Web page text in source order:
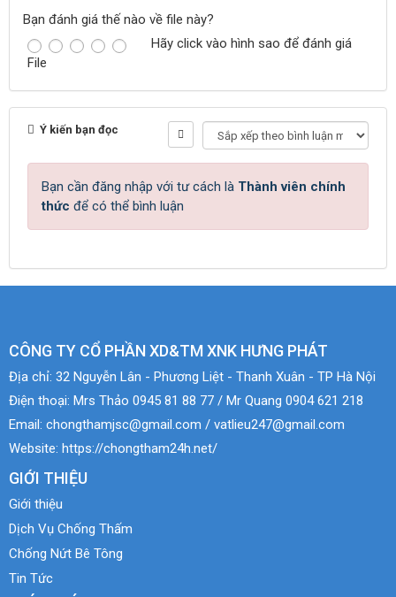
Bạn đánh giá thế nào về file này?
Hãy click vào hình sao để đánh giá
File
Ý kiến bạn đọc
Bạn cần đăng nhập với tư cách là Thành viên chính
thức để có thể bình luận
CÔNG TY CỔ PHẦN XD&TM XNK HƯNG PHÁT
Địa chỉ: 32 Nguyễn Lân - Phương Liệt - Thanh Xuân - TP Hà Nội
Điện thoại: Mrs Thảo 0945 81 88 77 / Mr Quang 0904 621 218
Email: chongthamjsc@gmail.com / vatlieu247@gmail.com
Website: https://chongtham24h.net/
GIỚI THIỆU
Giới thiệu
Dịch Vụ Chống Thấm
Chống Nứt Bê Tông
Tin Tức